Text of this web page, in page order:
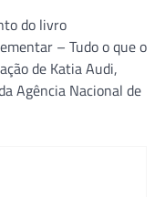
do livro
– Tudo o que o
de Katia Audi,
Agência Nacional de